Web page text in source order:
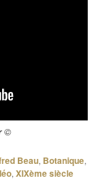
©
Beau, Botanique,
,XIXème siècle